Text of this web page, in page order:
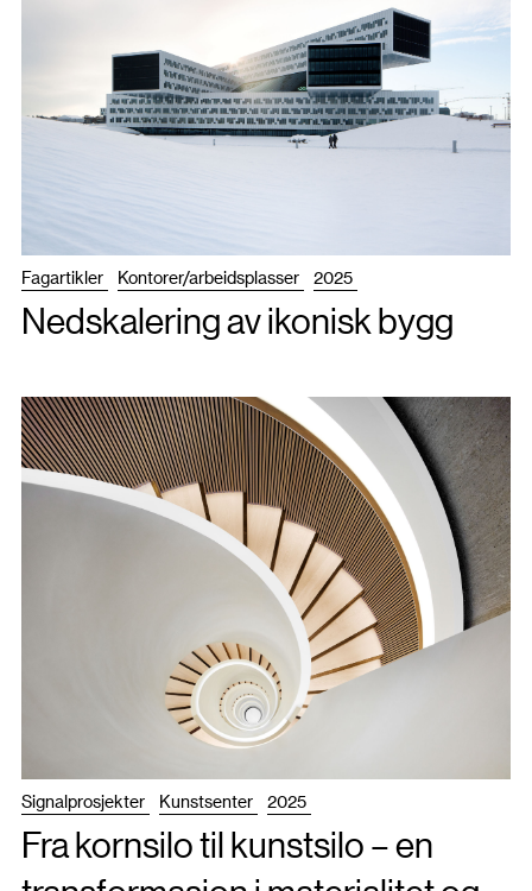
Fagartikler Kontorer/arbeidsplasser 2025
Nedskalering av ikonisk bygg
Signalprosjekter Kunstsenter 2025
Fra kornsilo til kunstsilo – en